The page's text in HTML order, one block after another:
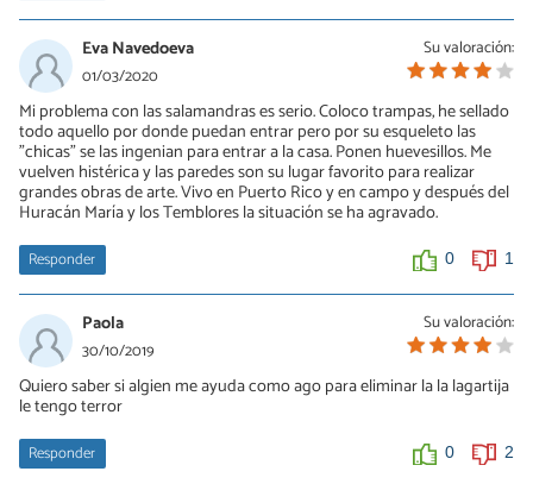
Su valoración:
Eva Navedoeva
01/03/2020
Mi problema con las salamandras es serio. Coloco trampas, he sellado
todo aquello por donde puedan entrar pero por su esqueleto las
"chicas" se las ingenian para entrar a la casa. Ponen huevesillos. Me
vuelven histérica y las paredes son su lugar favorito para realizar
grandes obras de arte. Vivo en Puerto Rico y en campo y después del
Huracán María y los Temblores la situación se ha agravado.
Responder 0 1
Su valoración:
Paola
30/10/2019
Quiero saber si algien me ayuda como ago para eliminar la la lagartija
le tengo terror
Responder 0 2